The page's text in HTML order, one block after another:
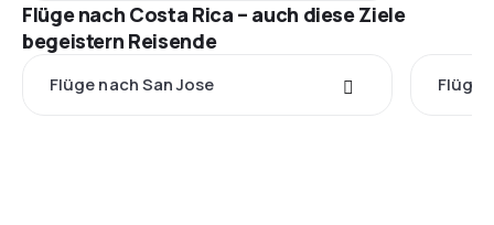
Flüge nach Costa Rica – auch diese Ziele
begeistern Reisende
Flüge nach San Jose Flüge